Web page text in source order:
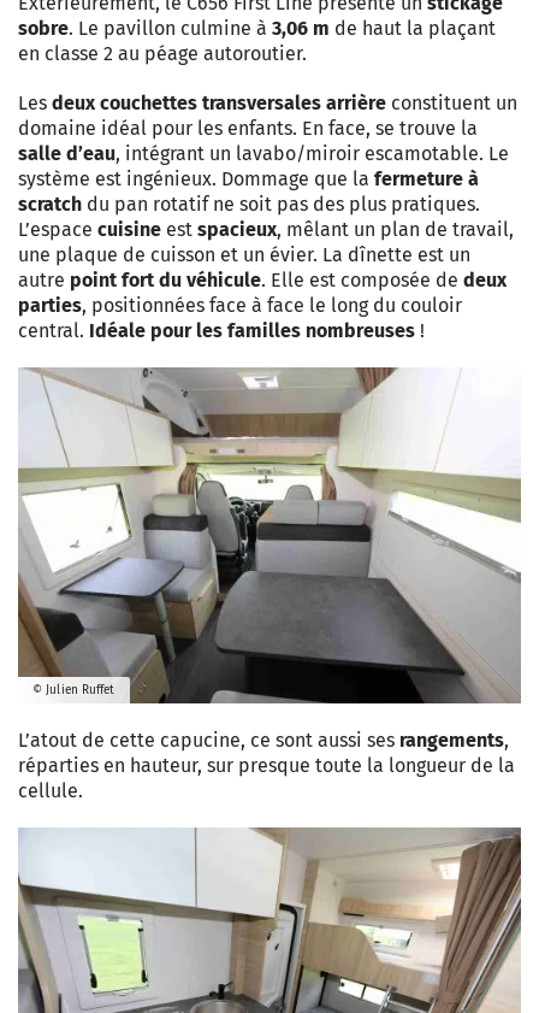
sobre. Le pavillon culmine à 3,06 m de haut la plaçant
en classe 2 au péage autoroutier.
Les deux couchettes transversales arrière constituent un
domaine idéal pour les enfants. En face, se trouve la
salle d’eau, intégrant un lavabo/miroir escamotable. Le
système est ingénieux. Dommage que la fermeture à
scratch du pan rotatif ne soit pas des plus pratiques.
L’espace cuisine est spacieux, mêlant un plan de travail,
une plaque de cuisson et un évier. La dînette est un
autre point fort du véhicule. Elle est composée de deux
parties, positionnées face à face le long du couloir
central. Idéale pour les familles nombreuses !
© Julien Ruffet
L’atout de cette capucine, ce sont aussi ses rangements,
réparties en hauteur, sur presque toute la longueur de la
cellule.